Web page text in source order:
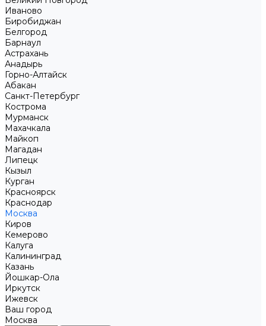
Иваново
Биробиджан
Белгород
Барнаул
Астрахань
Анадырь
Горно-Алтайск
Абакан
Санкт-Петербург
Кострома
Мурманск
Махачкала
Майкоп
Магадан
Липецк
Кызыл
Курган
Красноярск
Краснодар
Москва
Киров
Кемерово
Калуга
Калининград
Казань
Йошкар-Ола
Иркутск
Ижевск
Ваш город
Москва